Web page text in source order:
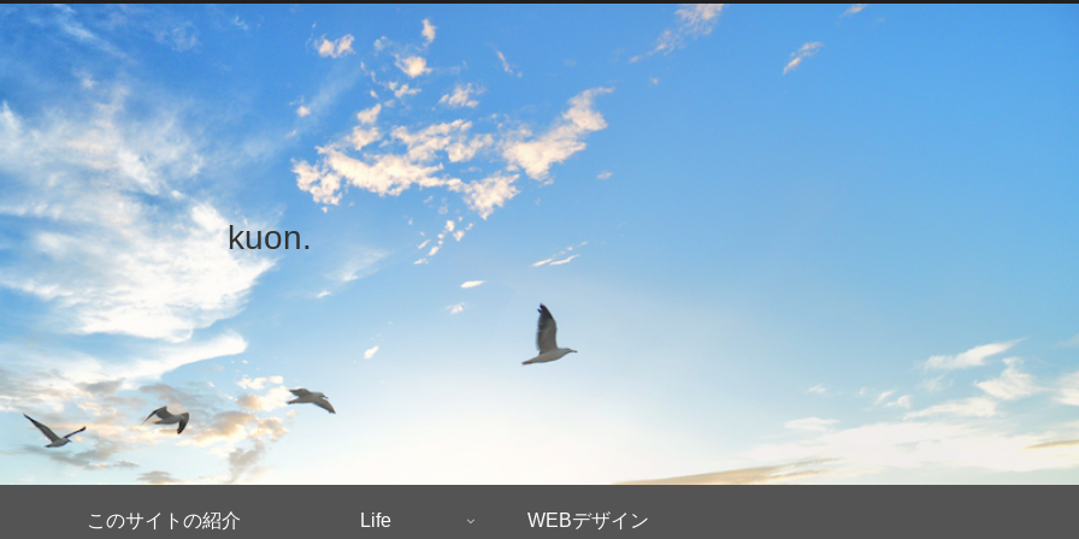
kuon.
このサイトの紹介 Life WEBデザイン